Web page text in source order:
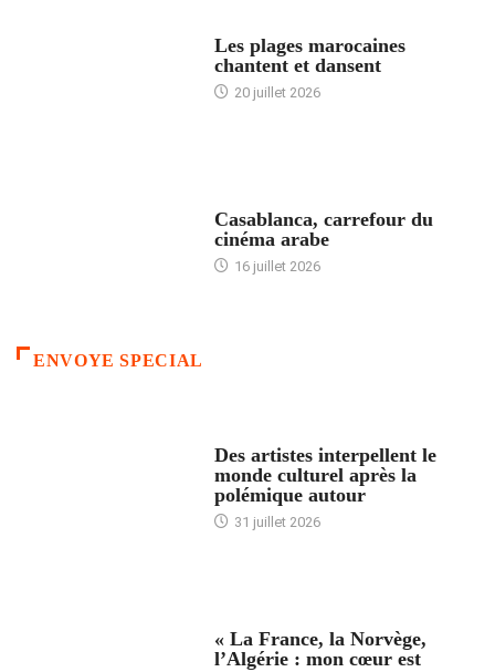
Les plages marocaines
chantent et dansent
20 juillet 2026
Casablanca, carrefour du
cinéma arabe
16 juillet 2026
ENVOYE SPECIAL
Des artistes interpellent le
monde culturel après la
polémique autour
31 juillet 2026
« La France, la Norvège,
l’Algérie : mon cœur est